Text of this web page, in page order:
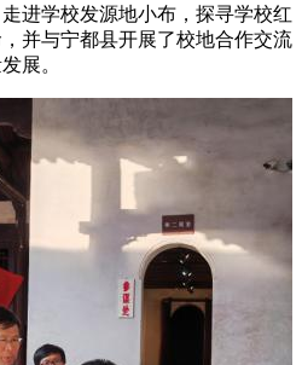
进学校发源地小布，探寻学校红
并与宁都县开展了校地合作交流
展。